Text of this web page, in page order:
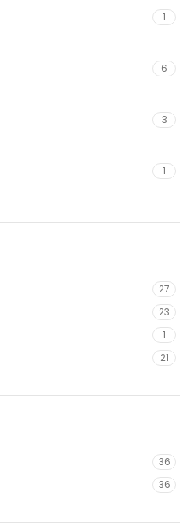
1
6
3
1
27
23
1
21
36
36